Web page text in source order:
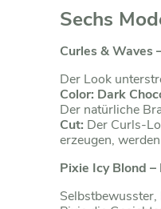
Sechs
Curles & Waves
Der Look
Color: Dark
Der natürliche
Cut: Der Curls-
erzeugen,
Pixie Icy Blond –